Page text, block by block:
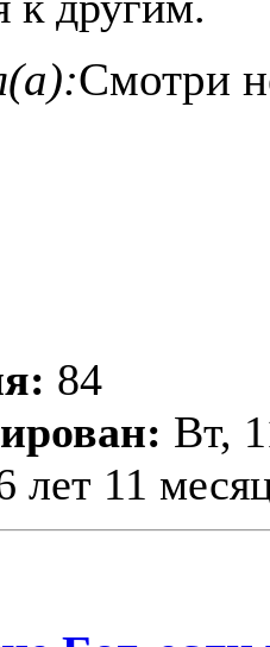
Смотри
84
Вт,
лет 11